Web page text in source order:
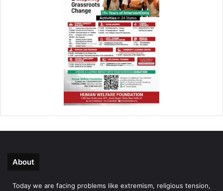
About
Today we are facing problems like extremism, religious tension,